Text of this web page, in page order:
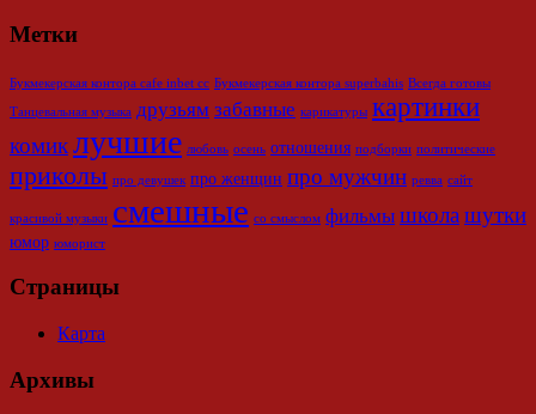
Метки
Букмекерская контора cafe inbet cc Букмекерская контора superbahis Всегда готовы
Танцевальная музыка друзьям забавные карикатуры картинки
комиклучшие любовь осень отношения подборки политические
приколы про девушек про женщин про мужчин ревва сайт
красивой музыки смешные со смыслом фильмы школа шутки
юмор юморист
Страницы
Карта
Архивы